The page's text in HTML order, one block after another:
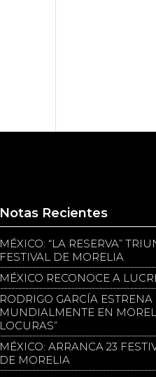
Notas Recientes
MÉXICO: “LA RESERVA”
FESTIVAL DE MORELIA
MÉXICO RECONOCE A
RODRIGO GARCÍA ESTRENA
MUNDIALMENTE EN
LOCURAS”
MÉXICO: ARRANCA 23
DE MORELIA